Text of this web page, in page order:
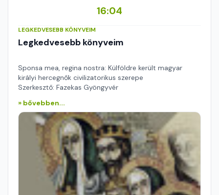
16:04
LEGKEDVESEBB KÖNYVEIM
Legkedvesebb könyveim
Sponsa mea, regina nostra: Külföldre került magyar
királyi hercegnők civilizatorikus szerepe
Szerkesztő: Fazekas Gyöngyvér
» bővebben...